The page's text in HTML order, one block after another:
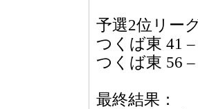
予選2位リー
つくば東 41
つくば東 56
最終結果：